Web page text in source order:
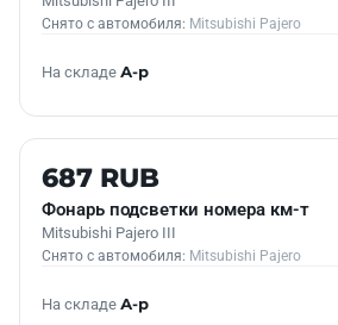
Снято с автомобиля: Mitsubishi Pajero
На складе А-р
Б/У В НАЛИЧИИ
687 RUB
Фонарь подсветки номера км-т
Mitsubishi Pajero III
Снято с автомобиля: Mitsubishi Pajero
На складе А-р